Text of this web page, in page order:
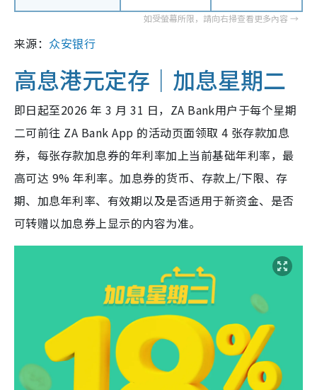
来源： 众安银行
高息港元定存｜加息星期二
即日起至2026 年 3 月 31 日，ZA Bank用户于每个星期
二可前往 ZA Bank App 的活动页面领取 4 张存款加息
券，每张存款加息券的年利率加上当前基础年利率，最
高可达 9% 年利率。加息券的货币、存款上/下限、存
期、加息年利率、有效期以及是否适用于新资金、是否
可转赠以加息券上显示的内容为准。